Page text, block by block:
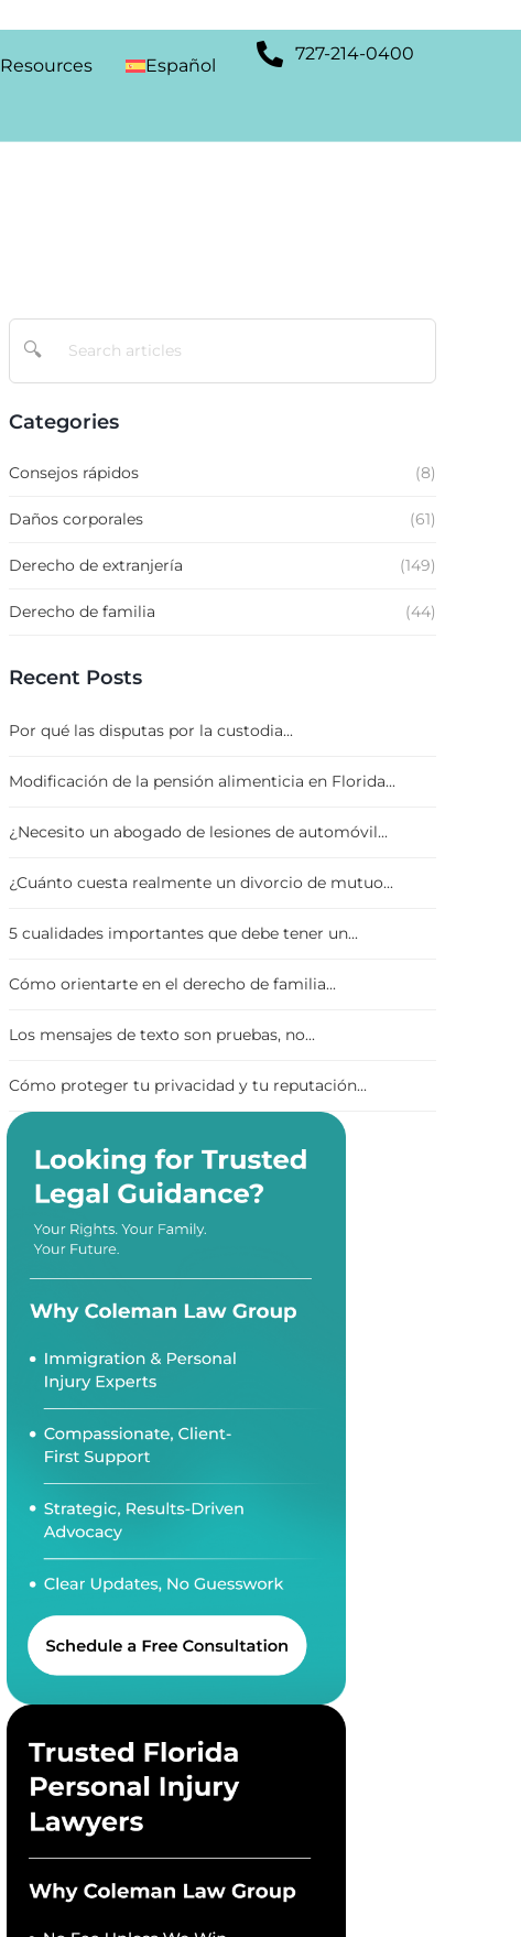
Resources Español
727-214-0400
🔍
Categories
Consejos rápidos (8)
Daños corporales (61)
Derecho de extranjería (149)
Derecho de familia (44)
Recent Posts
Por qué las disputas por la custodia...
Modificación de la pensión alimenticia en Florida...
¿Necesito un abogado de lesiones de automóvil...
¿Cuánto cuesta realmente un divorcio de mutuo...
5 cualidades importantes que debe tener un...
Cómo orientarte en el derecho de familia...
Los mensajes de texto son pruebas, no...
Cómo proteger tu privacidad y tu reputación...